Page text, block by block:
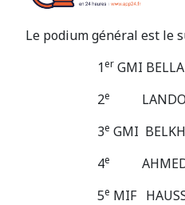
Le podium général est le
1er GMI
2e
3e GMI
4e
5e MIF